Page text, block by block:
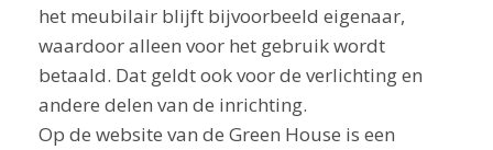
het meubilair blijft bijvoorbeeld eigenaar,
waardoor alleen voor het gebruik wordt
betaald. Dat geldt ook voor de verlichting en
andere delen van de inrichting.
Op de website van de Green House is een